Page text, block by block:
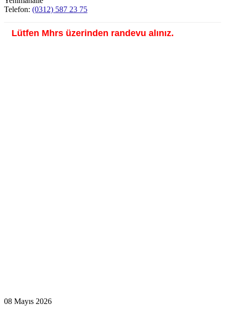
Telefon: (0312) 587 23 75
Lütfen Mhrs üzerinden randevu alınız.
08 Mayıs 2026